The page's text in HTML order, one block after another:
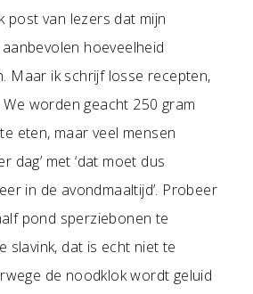
post van lezers dat mijn
hoeveelheid
Maar ik schrijf losse recepten,
We worden geacht 250 gram
eten, maar veel mensen
dag’ met ‘dat moet dus
in de avondmaaltijd’. Probeer
pond sperziebonen te
slavink, dat is echt niet te
de noodklok wordt geluid